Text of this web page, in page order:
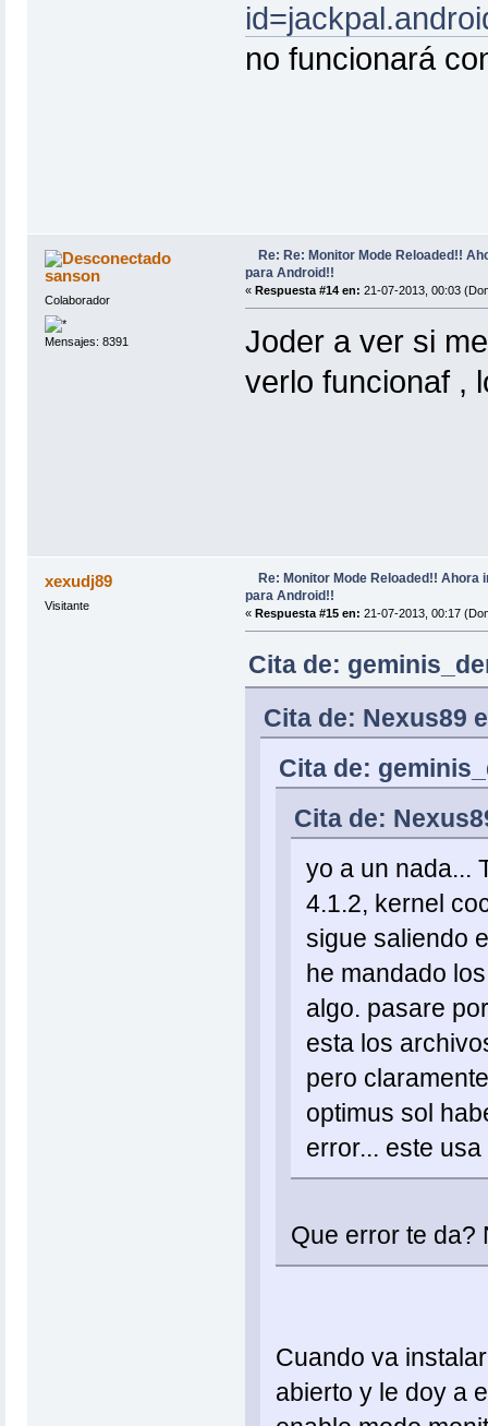
no funcionará
sanson
Colaborador
Mensajes: 8391
Re: Re: Monitor Mode Reloaded!!
para Android!!
« Respuesta #14 en: 21-07-2013, 00:03
Joder a ver si
verlo funcionaf ,
xexudj89
Visitante
Re: Monitor Mode Reloaded!! Ahora
para Android!!
« Respuesta #15 en: 21-07-2013, 00:17
Cita de:
Cita de: Nexus89
Cita de:
Cita de:
yo a un nada...
4.1.2, kernel
sigue saliendo
he mandado
algo. pasare
esta los
pero
optimus sol
error... este usa
Que error te da?
Cuando va
abierto y le doy a